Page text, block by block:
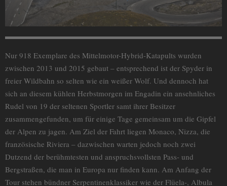
Nur 918 Exemplare des Mittelmotor-Hybrid-Katapults wurden
zwischen 2013 und 2015 gebaut – entsprechend ist der Spyder in
freier Wildbahn so selten wie ein weißer Wolf. Und dennoch hat
sich an diesem kühlen Herbstmorgen im Engadin ein ansehnliches
Rudel von 19 der seltenen Sportler samt ihrer Besitzer
zusammengefunden, um für einige Tage gemeinsam um die Gipfel
der Alpen zu jagen. Am Ziel der Fahrt liegen Monaco, Nizza, die
französische Riviera – dazwischen warten jedoch noch zwei
Dutzend der berühmtesten und anspruchsvollsten Pass- und
Bergstraßen, die man in Europa nur finden kann. Am Anfang der
Tour stehen bündner Serpentinenklassiker wie der Flüela-, Albula